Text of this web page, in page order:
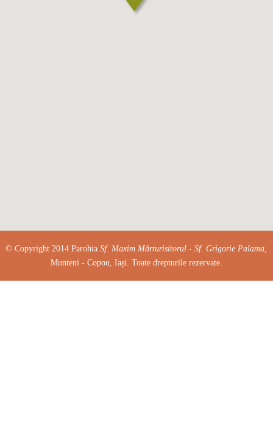
© Copyright 2014 ParohiaSf. Maxim Mărturisitorul - Sf. Grigorie Palama
Munteni - Copou, Iași. Toate drepturile rezervate.